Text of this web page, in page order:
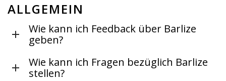
ALLGEMEIN
Wie kann ich Feedback über Barlize
geben?
Wie kann ich Fragen bezüglich Barlize
stellen?